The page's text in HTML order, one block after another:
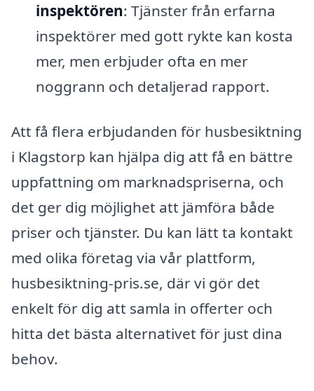
inspektören: Tjänster från erfarna
inspektörer med gott rykte kan kosta
mer, men erbjuder ofta en mer
noggrann och detaljerad rapport.
Att få flera erbjudanden för husbesiktning
i Klagstorp kan hjälpa dig att få en bättre
uppfattning om marknadspriserna, och
det ger dig möjlighet att jämföra både
priser och tjänster. Du kan lätt ta kontakt
med olika företag via vår plattform,
husbesiktning-pris.se, där vi gör det
enkelt för dig att samla in offerter och
hitta det bästa alternativet för just dina
behov.